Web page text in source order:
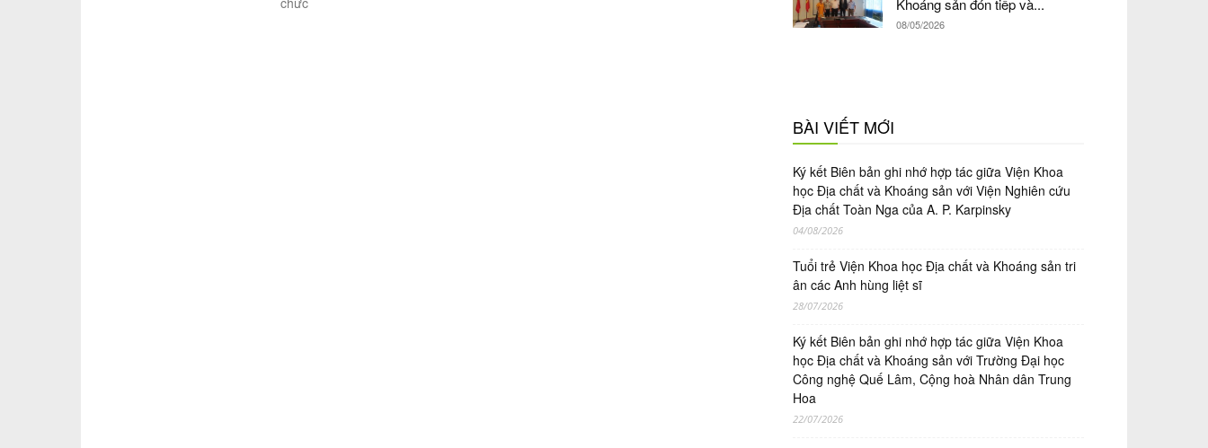
Khoáng sản đón tiếp và...
08/05/2026
BÀI VIẾT MỚI
Ký kết Biên bản ghi nhớ hợp tác giữa Viện Khoa
học Địa chất và Khoáng sản với Viện Nghiên cứu
Địa chất Toàn Nga của A. P. Karpinsky
04/08/2026
Tuổi trẻ Viện Khoa học Địa chất và Khoáng sản tri
ân các Anh hùng liệt sĩ
28/07/2026
Ký kết Biên bản ghi nhớ hợp tác giữa Viện Khoa
học Địa chất và Khoáng sản với Trường Đại học
Công nghệ Quế Lâm, Cộng hoà Nhân dân Trung
Hoa
22/07/2026